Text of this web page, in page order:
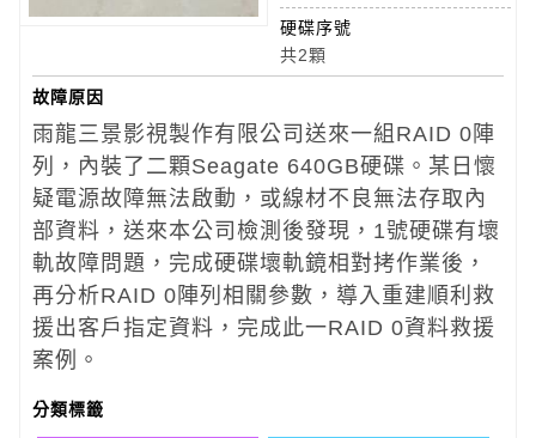
硬碟序號
共2顆
故障原因
雨龍三景影視製作有限公司送來一組RAID 0陣
列，內裝了二顆Seagate 640GB硬碟。某日懷
疑電源故障無法啟動，或線材不良無法存取內
部資料，送來本公司檢測後發現，1號硬碟有壞
軌故障問題，完成硬碟壞軌鏡相對拷作業後，
再分析RAID 0陣列相關參數，導入重建順利救
援出客戶指定資料，完成此一RAID 0資料救援
案例。
分類標籤